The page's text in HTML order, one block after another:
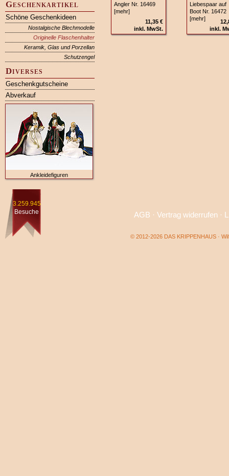
Geschenkartikel
Schöne Geschenkideen
Nostalgische Blechmodelle
Originelle Flaschenhalter
Keramik, Glas und Porzellan
Schutzengel
Diverses
Geschenkgutscheine
Abverkauf
Ankleidefiguren
Angler Nr. 16469
[mehr]
11,35 €
inkl. MwSt.
Liebespaar auf
Boot Nr. 16472
[mehr]
inkl.
3.259.945
Besuche
AGB · Vertrag widerrufen·
© 2012-2026 DAS KRIPPENHAUS ·